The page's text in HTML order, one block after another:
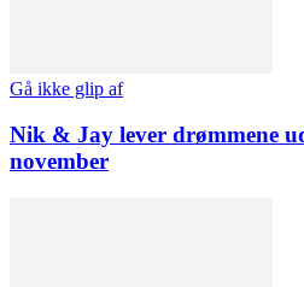
Gå ikke glip af
Nik & Jay lever drømmene
november